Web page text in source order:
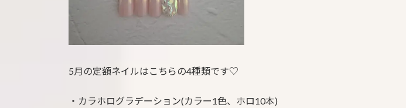
5月の定額ネイルはこちらの4種類です♡
・カラホログラデーション(カラー1色、ホロ10本)